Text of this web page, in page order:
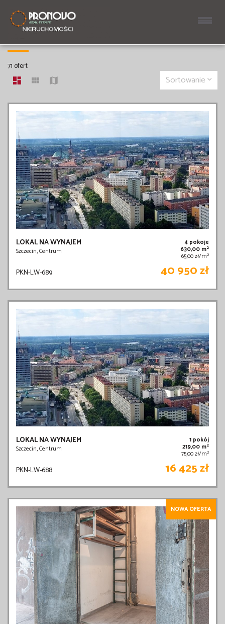
LOKALE NA WYNAJEM
71 ofert
Sortowanie
LOKAL NA WYNAJEM
Szczecin, Centrum
4 pokoje
630,00 m2
65,00 zł/m2
PKN-LW-689 40 950 zł
LOKAL NA WYNAJEM
Szczecin, Centrum
1 pokój
219,00 m2
75,00 zł/m2
PKN-LW-688 16 425 zł
NOWA OFERTA